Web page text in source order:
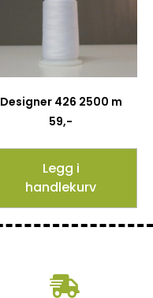
Designer 426 2500 m
59,-
Legg i
handlekurv